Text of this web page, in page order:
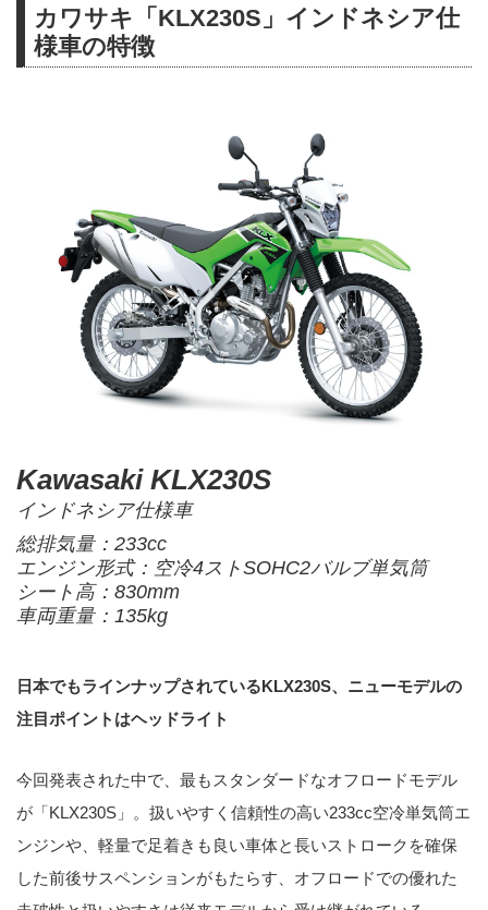
カワサキ「KLX230S」インドネシア仕
様車の特徴
Kawasaki KLX230S
インドネシア仕様車
総排気量：233cc
エンジン形式：空冷4ストSOHC2バルブ単気筒
シート高：830mm
車両重量：135kg
日本でもラインナップされているKLX230S、ニューモデルの
注目ポイントはヘッドライト
今回発表された中で、最もスタンダードなオフロードモデル
が「KLX230S」。扱いやすく信頼性の高い233cc空冷単気筒エ
ンジンや、軽量で足着きも良い車体と長いストロークを確保
した前後サスペンションがもたらす、オフロードでの優れた